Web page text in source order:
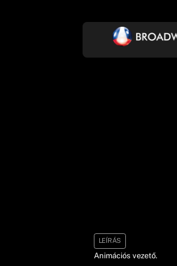
LEÍRÁS
Animációs vezető.